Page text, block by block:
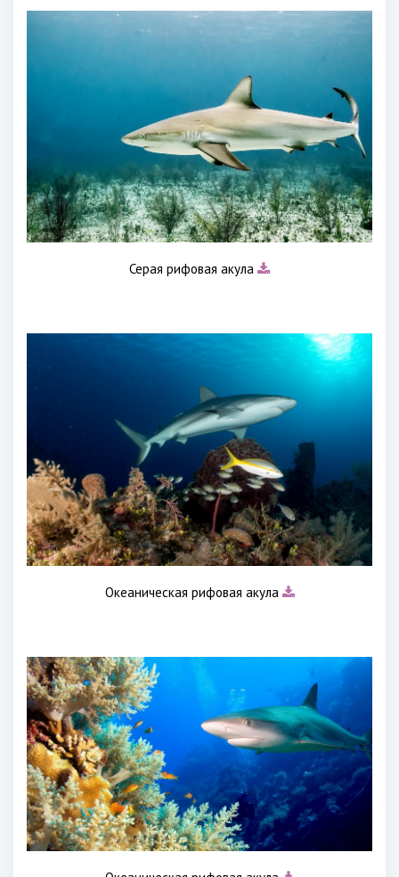
Серая рифовая акула
Океаническая рифовая акула